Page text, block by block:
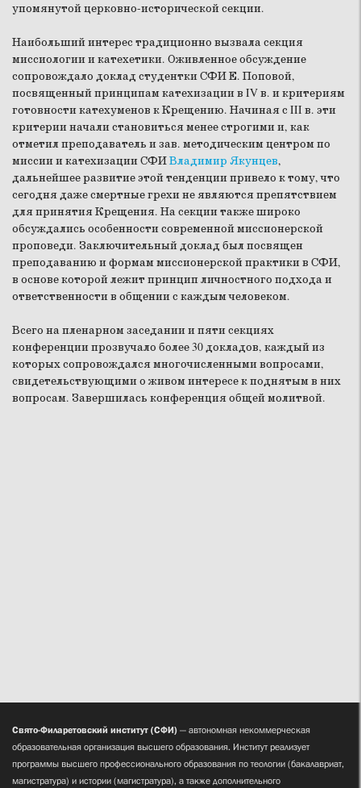
упомянутой церковно-исторической секции.
Наибольший интерес традиционно вызвала секция
миссиологии и катехетики. Оживленное обсуждение
сопровождало доклад студентки СФИ Е. Поповой,
посвященный принципам катехизации в IV в. и критериям
готовности катехуменов к Крещению. Начиная с III в. эти
критерии начали становиться менее строгими и, как
отметил преподаватель и зав. методическим центром по
миссии и катехизации СФИВладимир Якунцев,
дальнейшее развитие этой тенденции привело к тому, что
сегодня даже смертные грехи не являются препятствием
для принятия Крещения. На секции также широко
обсуждались особенности современной миссионерской
проповеди. Заключительный доклад был посвящен
преподаванию и формам миссионерской практики в СФИ,
в основе которой лежит принцип личностного подхода и
ответственности в общении с каждым человеком.
Всего на пленарном заседании и пяти секциях
конференции прозвучало более 30 докладов, каждый из
которых сопровождался многочисленными вопросами,
свидетельствующими о живом интересе к поднятым в них
вопросам. Завершилась конференция общей молитвой.
Свято-Филаретовский институт (СФИ) — автономная некоммерческая
образовательная организация высшего образования. Институт реализует
программы высшего профессионального образования по теологии (бакалавриат,
магистратура) и истории (магистратура), а также дополнительного